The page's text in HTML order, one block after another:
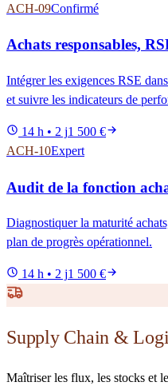
ACH-09Confirmé
Achats responsables,
Intégrer les exigences RSE
et suivre les indicateurs de
14 h • 2 j1 500 €
ACH-10Expert
Audit de la fonction
Diagnostiquer la maturité
plan de progrès opérationnel.
14 h • 2 j1 500 €
Supply Chain &
Maîtriser les flux, les stocks et